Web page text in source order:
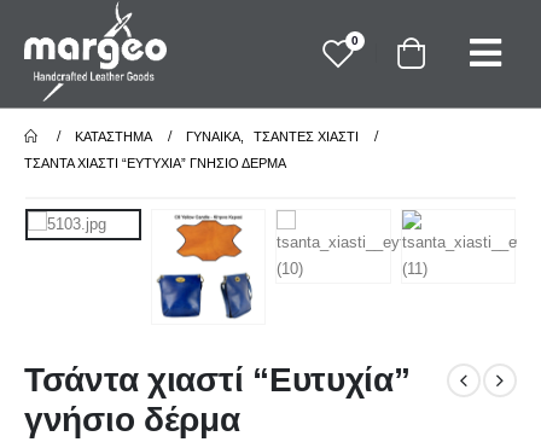
0
ΚΑΤΆΣΤΗΜΑ ΓΥΝΑΙΚΑ
ΤΣΑΝΤΕΣ ΧΙΑΣΤΙ
ΤΣΆΝΤΑ ΧΙΑΣΤΊ “ΕΥΤΥΧΊΑ” ΓΝΉΣΙΟ ΔΈΡΜΑ
Τσάντα χιαστί “Ευτυχία”
γνήσιο δέρμα